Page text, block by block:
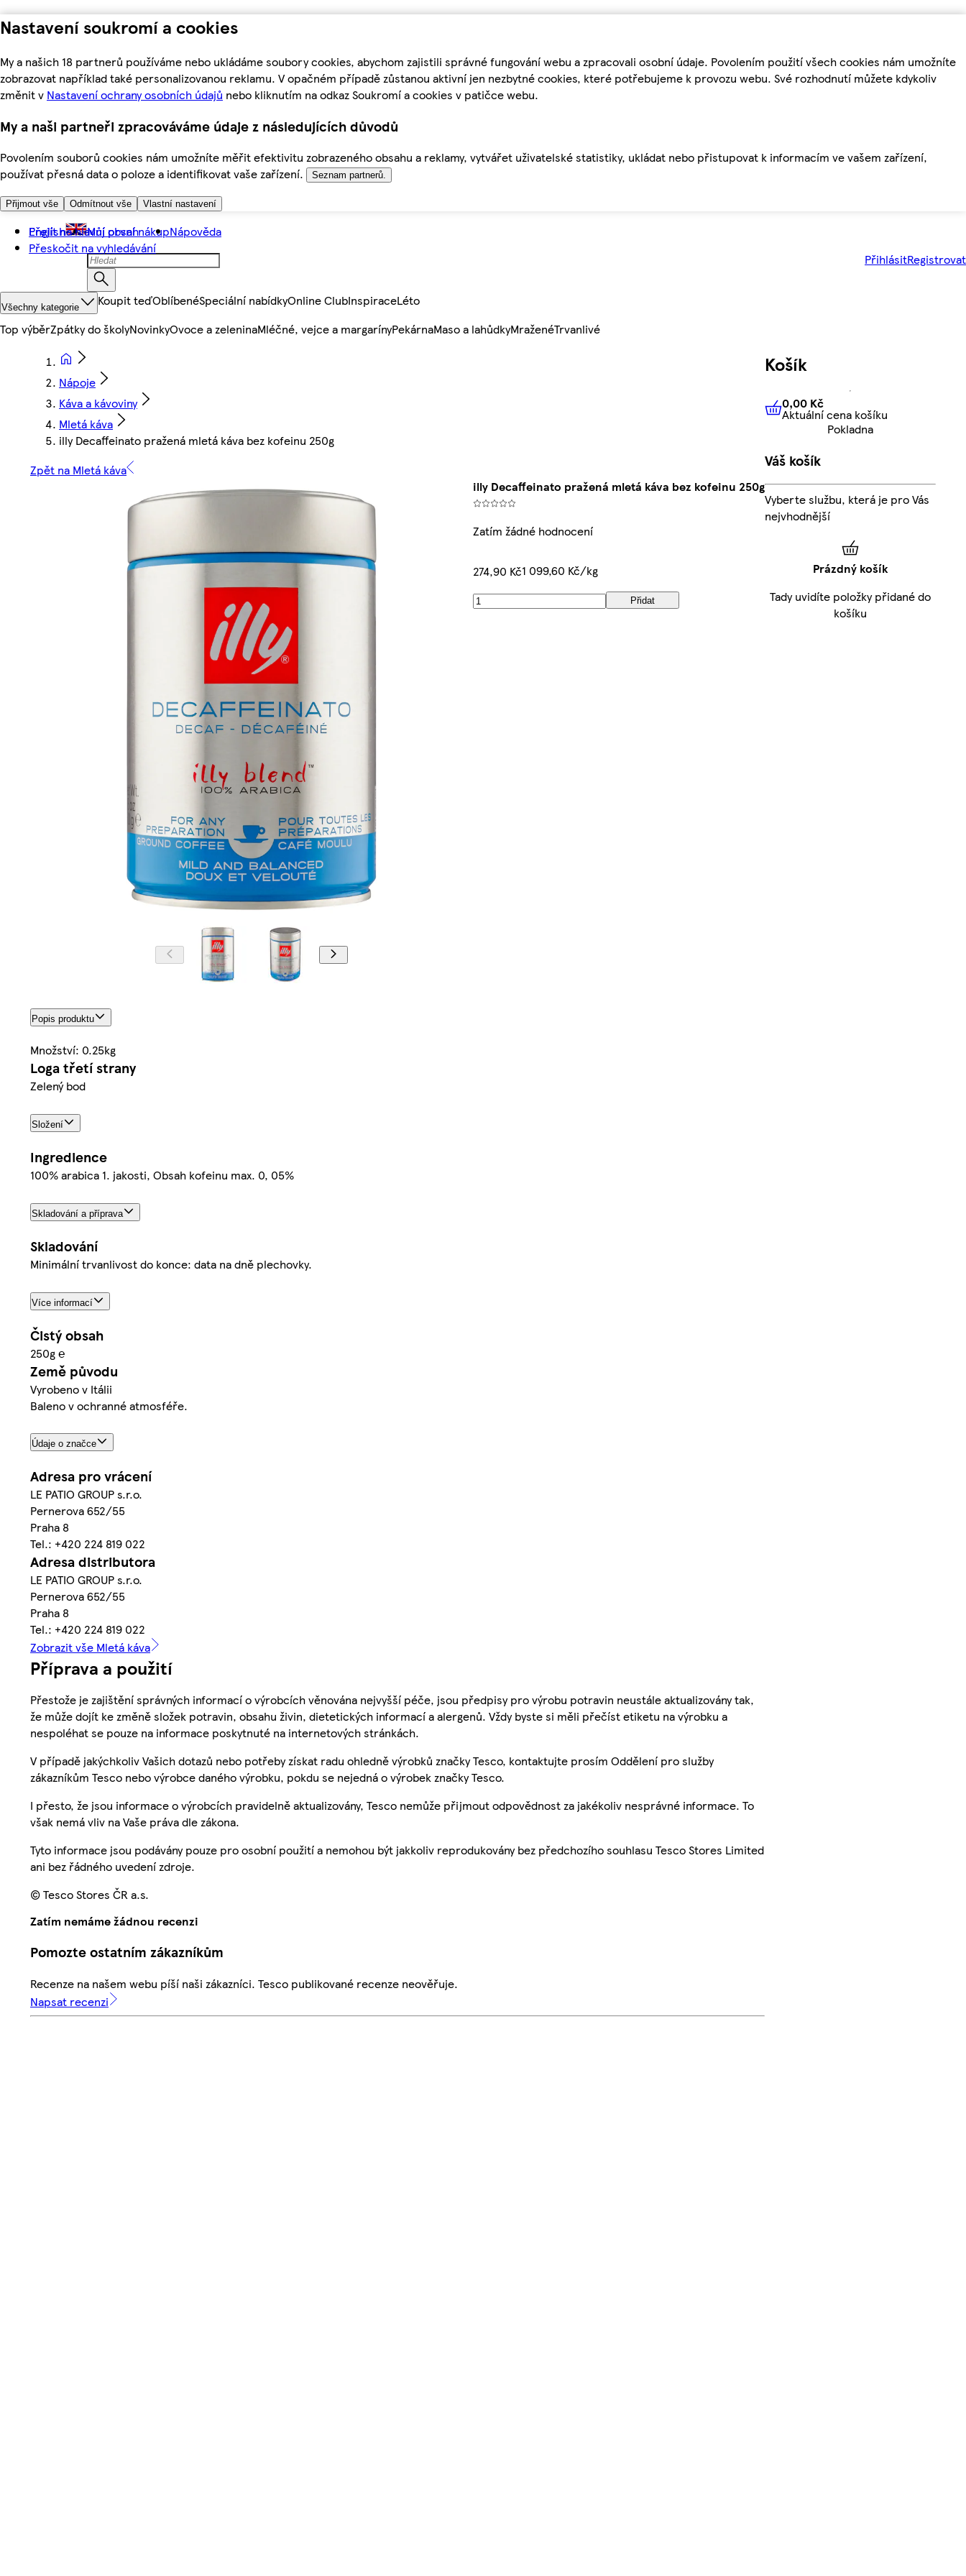
Nastavení soukromí a cookies
My a našich 18 partnerů používáme nebo ukládáme soubory cookies, abychom zajistili správné fungování webu a zpracovali osobní údaje. Povolením použití všech cookies nám umožníte
zobrazovat například také personalizovanou reklamu. V opačném případě zůstanou aktivní jen nezbytné cookies, které potřebujeme k provozu webu. Své rozhodnutí můžete kdykoliv
změnit v Nastavení ochrany osobních údajů nebo kliknutím na odkaz Soukromí a cookies v patičce webu.
My a naši partneři zpracováváme údaje z následujících důvodů
Povolením souborů cookies nám umožníte měřit efektivitu zobrazeného obsahu a reklamy, vytvářet uživatelské statistiky, ukládat nebo přistupovat k informacím ve vašem zařízení,
používat přesná data o poloze a identifikovat vaše zařízení.
Seznam partnerů.
Přijmout vše Odmítnout vše Vlastní nastavení
Přejít na hlavní obsah
Přeskočit na vyhledávání
English Můj první nákupNápověda
PřihlásitRegistrovat
Všechny kategorie Koupit teďOblíbenéSpeciální nabídkyOnline ClubInspiraceLéto
Top výběrZpátky do školyNovinkyOvoce a zeleninaMléčné, vejce a margarínyPekárnaMaso a lahůdkyMraženéTrvanlivé
Nápoje
Káva a kávoviny
Mletá káva
illy Decaffeinato pražená mletá káva bez kofeinu 250g
Zpět na Mletá káva
illy Decaffeinato pražená mletá káva bez kofeinu 250g
Zatím žádné hodnocení
274,90 Kč1 099,60 Kč/kg
Přidat
Popis produktu
Množství: 0.25kg
Loga třetí strany
Zelený bod
Složení
Ingredience
100% arabica 1. jakosti, Obsah kofeinu max. 0, 05%
Skladování a příprava
Skladování
Minimální trvanlivost do konce: data na dně plechovky.
Více informací
Čistý obsah
250g ℮
Země původu
Vyrobeno v Itálii
Baleno v ochranné atmosféře.
Údaje o značce
Adresa pro vrácení
LE PATIO GROUP s.r.o.
Pernerova 652/55
Praha 8
Tel.: +420 224 819 022
Adresa distributora
LE PATIO GROUP s.r.o.
Pernerova 652/55
Praha 8
Tel.: +420 224 819 022
Zobrazit vše Mletá káva
Příprava a použití
Přestože je zajištění správných informací o výrobcích věnována nejvyšší péče, jsou předpisy pro výrobu potravin neustále aktualizovány tak,
že může dojít ke změně složek potravin, obsahu živin, dietetických informací a alergenů. Vždy byste si měli přečíst etiketu na výrobku a
nespoléhat se pouze na informace poskytnuté na internetových stránkách.
V případě jakýchkoliv Vašich dotazů nebo potřeby získat radu ohledně výrobků značky Tesco, kontaktujte prosím Oddělení pro služby
zákazníkům Tesco nebo výrobce daného výrobku, pokdu se nejedná o výrobek značky Tesco.
I přesto, že jsou informace o výrobcích pravidelně aktualizovány, Tesco nemůže přijmout odpovědnost za jakékoliv nesprávné informace. To
však nemá vliv na Vaše práva dle zákona.
Tyto informace jsou podávány pouze pro osobní použití a nemohou být jakkoliv reprodukovány bez předchozího souhlasu Tesco Stores Limited
ani bez řádného uvedení zdroje.
© Tesco Stores ČR a.s.
Zatím nemáme žádnou recenzi
Pomozte ostatním zákazníkům
Recenze na našem webu píší naši zákazníci. Tesco publikované recenze neověřuje.
Napsat recenzi
Košík
0,00 KčAktuální cena košíku
0,00 Kč
Aktuální cena košíku
Pokladna
Váš košík
Vyberte službu, která je pro Vás
nejvhodnější
Prázdný košík
Tady uvidíte položky přidané do
košíku